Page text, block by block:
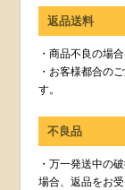
返品送料
・商品不良の場
・お客様都合の
す。
不良品
・万一発送中の
場合、返品をお